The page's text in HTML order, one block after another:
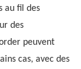
au fil des
des
peuvent
cas, avec des